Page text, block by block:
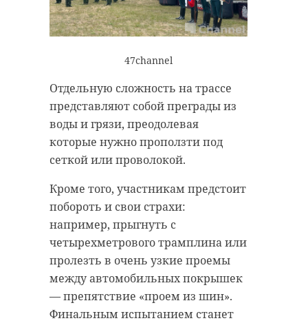
47channel
Отдельную сложность на трассе
представляют собой преграды из
воды и грязи, преодолевая
которые нужно проползти под
сеткой или проволокой.
Кроме того, участникам предстоит
побороть и свои страхи:
например, прыгнуть с
четырехметрового трамплина или
пролезть в очень узкие проемы
между автомобильных покрышек
— препятствие «проем из шин».
Финальным испытанием станет